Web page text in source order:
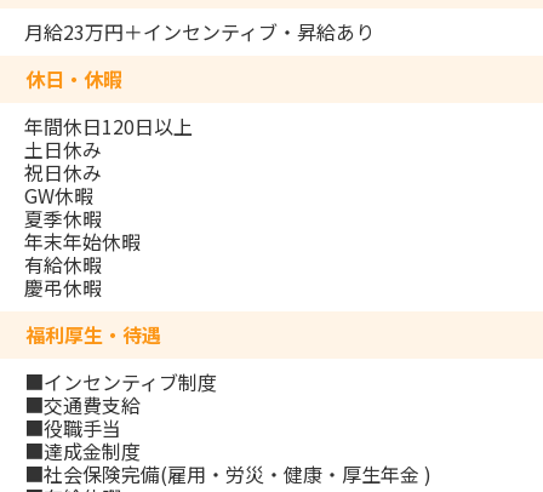
月給23万円＋インセンティブ・昇給あり
休日・休暇
年間休日120日以上
土日休み
祝日休み
GW休暇
夏季休暇
年末年始休暇
有給休暇
慶弔休暇
福利厚生・待遇
■インセンティブ制度
■交通費支給
■役職手当
■達成金制度
■社会保険完備(雇用・労災・健康・厚生年金 )